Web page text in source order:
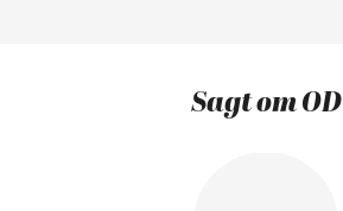
Sagt om OD